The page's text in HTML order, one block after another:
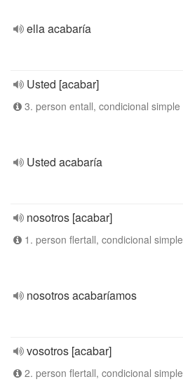
ella acabaría
Usted [acabar]
3. person entall, condicional simple
Usted acabaría
nosotros [acabar]
1. person flertall, condicional simple
nosotros acabaríamos
vosotros [acabar]
2. person flertall, condicional simple